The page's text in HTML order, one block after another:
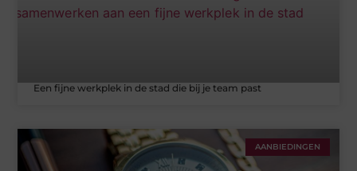
Een fijne werkplek in de stad die bij je team past
AANBIEDINGEN